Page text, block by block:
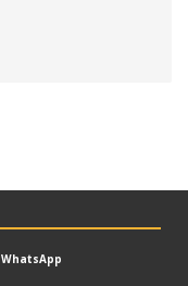
WhatsApp